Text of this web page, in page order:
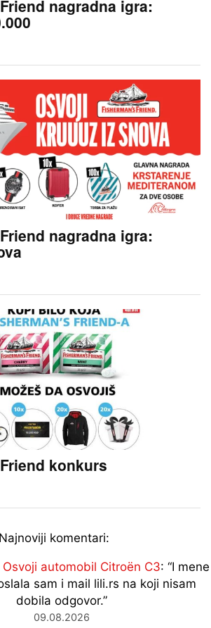
nagradna igra:
nagradna igra:
konkurs
Najnoviji komentari:
Osvoji automobil Citroën C3: “I mene
sam i mail lili.rs na koji nisam
dobila odgovor.”
09.08.2026